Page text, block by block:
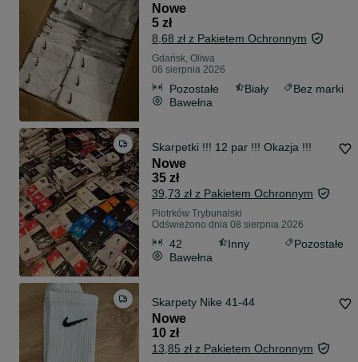
Nowe
5 zł
8,68 zł z Pakietem Ochronnym
Gdańsk, Oliwa
06 sierpnia 2026
Pozostałe Biały
Bez marki
Bawełna
Skarpetki !!! 12 par !!! Okazja !!!
Nowe
35 zł
39,73 zł z Pakietem Ochronnym
Piotrków Trybunalski
Odświeżono dnia 08 sierpnia 2026
42 Inny
Pozostałe
Bawełna
Skarpety Nike 41-44
Nowe
10 zł
13,85 zł z Pakietem Ochronnym